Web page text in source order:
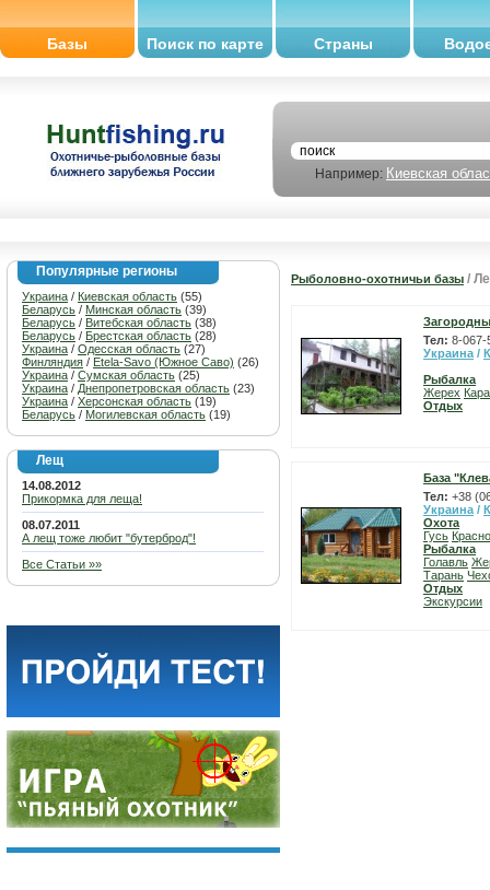
Базы Поиск по карте Страны
Например: Киевская
Популярные регионы
Украина / Киевская область (55)
Беларусь / Минская область (39)
Беларусь / Витебская область (38)
Беларусь / Брестская область (28)
Украина / Одесская область (27)
Финляндия / Etela-Savo (Южное Саво) (26)
Украина / Сумская область (25)
Украина / Днепропетровская область (23)
Украина / Херсонская область (19)
Беларусь / Могилевская область (19)
Лещ
14.08.2012
Прикормка для леща!
08.07.2011
А лещ тоже любит "бутерброд"!
Все Статьи »»
Рыболовно-охотничьи базы /
Тел: 8-067-
Украина /
Рыбалка
Жерех
Отдых
База
Тел: +38
Украина /
Охота
Гусь
Рыбалка
Голавль
Тарань
Отдых
Экскурсии